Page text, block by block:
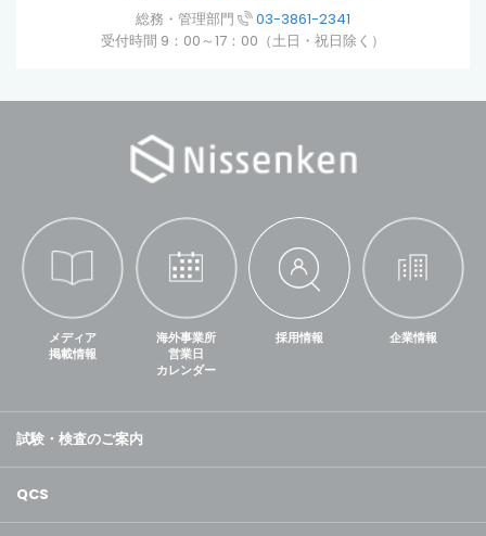
総務・管理部門
03-3861-2341
受付時間 9：00～17：00（土日・祝日除く）
メディア
掲載情報
海外事業所
営業日
カレンダー
採用情報 企業情報
試験・検査のご案内
QCS